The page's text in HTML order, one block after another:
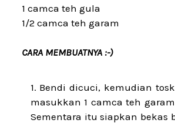
1 camca teh gula
1/2 camca teh garam
CARA MEMBUATNYA :-)
Bendi dicuci, kemudian
masukkan 1 camca teh
Sementara itu siapkan bekas